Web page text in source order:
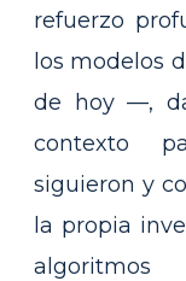
refuerzo
los modelos
de hoy —,
contexto
siguieron y
la propia